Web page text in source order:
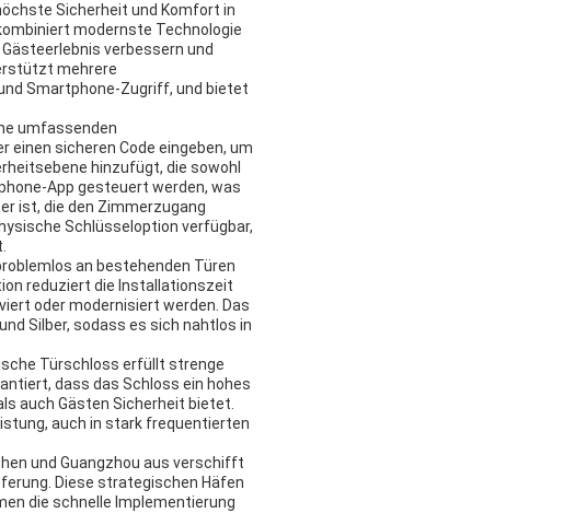
Sicherheit und Komfort in
modernste Technologie
verbessern und
mehrere
Smartphone-Zugriff, und bietet
umfassenden
einen sicheren Code eingeben, um
hinzufügt, die sowohl
App gesteuert werden, was
ist, die den Zimmerzugang
Schlüsseloption verfügbar,
an bestehenden Türen
reduziert die Installationszeit
oder modernisiert werden. Das
Silber, sodass es sich nahtlos in
Türschloss erfüllt strenge
dass das Schloss ein hohes
auch Gästen Sicherheit bietet.
auch in stark frequentierten
und Guangzhou aus verschifft
Diese strategischen Häfen
die schnelle Implementierung